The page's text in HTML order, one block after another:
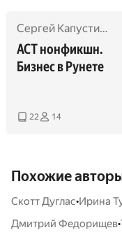
Сергей Капустин,
АСТ нонфикшн.
Бизнес в Рунете
22 14
Похожие
Скотт Дуглас•Ирина
Дмитрий Федорищев•